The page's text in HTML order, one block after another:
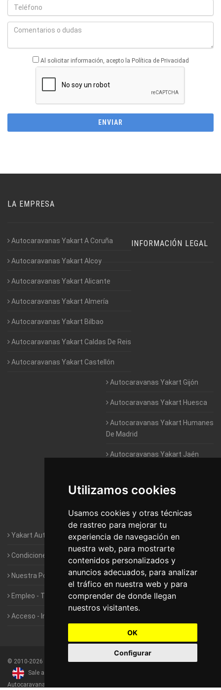
Utilizamos cookies
Usamos cookies y otras técnicas
de rastreo para mejorar tu
experiencia de navegación en
nuestra web, para mostrarte
contenidos personalizados y
anuncios adecuados, para analizar
el tráfico en nuestra web y para
comprender de donde llegan
nuestros visitantes.
OK
Configurar
Al solicitar información, acepto la Política de Privacidad
LA EMPRESA
Autocaravanas Yakart A Coruña
Autocaravanas Yakart Alcoy
Autocaravanas Yakart Alicante
Autocaravanas Yakart Almería
Autocaravanas Yakart Bilbao
Autocaravanas Yakart Caldas De Reis
Autocaravanas Yakart Castellón
Autocaravanas Yakart Gijón
Autocaravanas Yakart Huesca
Autocaravanas Yakart Humanes
De Madrid
Autocaravanas Yakart Jaén
Autocaravanas Yakart Valencia
Autocaravanas Yakart Vitoria
INFORMACIÓN LEGAL
Yakart Autocaravanas · La empresa
Condiciones de Alquiler de Yakart
Nuestra Política de Privacidad
Empleo - Trabaja con nosotros
Acceso - Intranet de Franquiciados
© 2010-2026 Yakart Autocaravanas · Todos los derechos reservados
Sale and rentals of motorhomes
Autocaravanas